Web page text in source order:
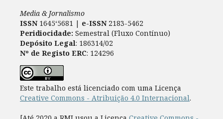
Media & Jornalismo
ISSN 1645‘5681 | e-ISSN2183-5462
Peridiocidade: Semestral (Fluxo Contínuo)
Depósito Legal: 186314/02
Nº de Registo ERC: 124296
Este trabalho está licenciado com uma Licença
Creative Commons - Atribuição 4.0 Internacional.